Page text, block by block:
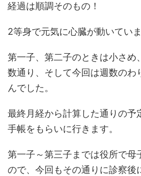
経過は順調そのもの！
2等身で元気に心臓が動いていま
第一子、第二子のときは小さめ
数通り、そして今回は週数のわ
んでした。
最終月経から計算した通りの予
手帳をもらいに行きます。
第一子～第三子までは役所で母
ので、今回もその通りに診察後